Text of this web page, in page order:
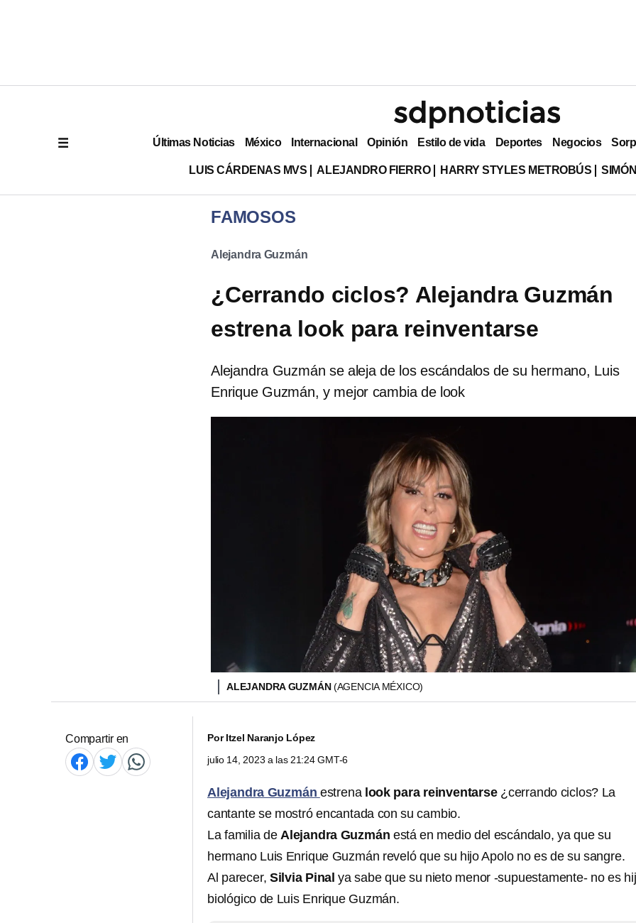
Últimas Noticias México Internacional Opinión Estilo de vida Deportes Negocios
LUIS CÁRDENAS MVS ALEJANDRO FIERRO HARRY STYLES METROBÚS
FAMOSOS
Alejandra Guzmán
¿Cerrando ciclos? Alejandra Guzmán
estrena look para reinventarse
Alejandra Guzmán se aleja de los escándalos de su hermano, Luis
Enrique Guzmán, y mejor cambia de look
ALEJANDRA GUZMÁN(AGENCIA MÉXICO)
Compartir en PorItzel Naranjo López
julio 14, 2023 a las 21:24 GMT-6
Alejandra Guzmán estrena look para reinventarse¿cerrando ciclos? La
cantante se mostró encantada con su cambio.
La familia de Alejandra Guzmán está en medio del escándalo, ya que su
hermano Luis Enrique Guzmán reveló que su hijo Apolo no es de su sangre.
Al parecer, Silvia Pinalya sabe que su nieto menor -supuestamente- no es
biológico de Luis Enrique Guzmán.